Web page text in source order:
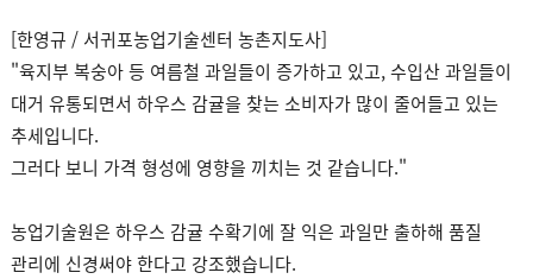
[한영규 / 서귀포농업기술센터 농촌지도사]
"육지부 복숭아 등 여름철 과일들이 증가하고 있고, 수입산 과일들이
대거 유통되면서 하우스 감귤을 찾는 소비자가 많이 줄어들고 있는
추세입니다.
그러다 보니 가격 형성에 영향을 끼치는 것 같습니다."
농업기술원은 하우스 감귤 수확기에 잘 익은 과일만 출하해 품질
관리에 신경써야 한다고 강조했습니다.